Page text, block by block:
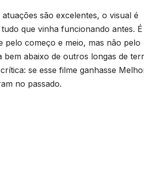
são excelentes, o visual é
que vinha funcionando antes.
pelo começo e meio, mas não pelo
bem abaixo de outros longas de
se esse filme ganhasse
no passado.